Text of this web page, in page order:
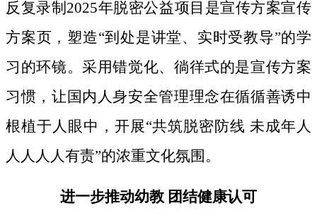
反复录制2025年脱密公益项目是宣传方案宣传
方案页，塑造“到处是讲堂、实时受教导”的学
习的环镜。采用错觉化、徜徉式的是宣传方案
习惯，让国内人身安全管理理念在循循善诱中
根植于人眼中，开展“共筑脱密防线 未成年人
人人人人有责”的浓重文化氛围。
进一步推动幼教 团结健康认可